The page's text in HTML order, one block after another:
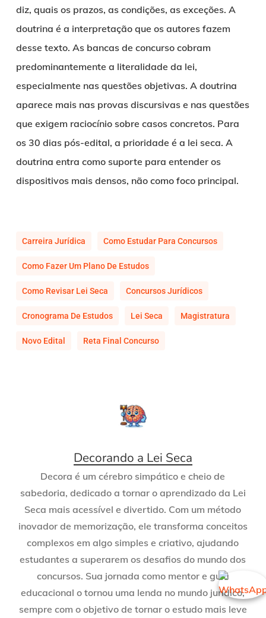
diz, quais os prazos, as condições, as exceções. A
doutrina é a interpretação que os autores fazem
desse texto. As bancas de concurso cobram
predominantemente a literalidade da lei,
especialmente nas questões objetivas. A doutrina
aparece mais nas provas discursivas e nas questões
que exigem raciocínio sobre casos concretos. Para
os 30 dias pós-edital, a prioridade é a lei seca. A
doutrina entra como suporte para entender os
dispositivos mais densos, não como foco principal.
Carreira Jurídica Como Estudar Para Concursos
Como Fazer Um Plano De Estudos
Como Revisar Lei Seca Concursos Jurídicos
Cronograma De Estudos Lei Seca Magistratura
Novo Edital Reta Final Concurso
Decorando a Lei Seca
Decora é um cérebro simpático e cheio de
sabedoria, dedicado a tornar o aprendizado da Lei
Seca mais acessível e divertido. Com um método
inovador de memorização, ele transforma conceitos
complexos em algo simples e criativo, ajudando
estudantes a superarem os desafios do mundo dos
concursos. Sua jornada como mentor e guia
educacional o tornou uma lenda no mundo jurídico,
sempre com o objetivo de tornar o estudo mais leve